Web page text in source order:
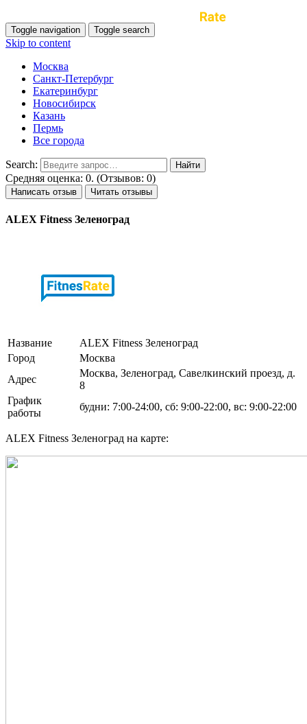
Toggle navigation Toggle search
Skip to content
Москва
Санкт-Петербург
Екатеринбург
Новосибирск
Казань
Пермь
Все города
Search:
Средняя оценка: 0. (Отзывов: 0)
Написать отзыв Читать отзывы
ALEX Fitness Зеленоград
Название
ALEX Fitness Зеленоград
Город
Москва
Адрес
Москва, Зеленоград, Савелкинский проезд, д.
8
График
работы
будни: 7:00-24:00, сб: 9:00-22:00, вс: 9:00-22:00
ALEX Fitness Зеленоград на карте: